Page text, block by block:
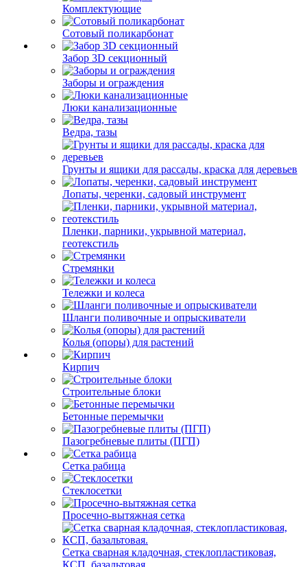
Комплектующие
Сотовый поликарбонат
Забор 3D секционный
Заборы и ограждения
Люки канализационные
Ведра, тазы
Грунты и ящики для рассады, краска для деревьев
Лопаты, черенки, садовый инструмент
Пленки, парники, укрывной материал,
геотекстиль
Стремянки
Тележки и колеса
Шланги поливочные и опрыскиватели
Колья (опоры) для растений
Кирпич
Строительные блоки
Бетонные перемычки
Пазогребневые плиты (ПГП)
Сетка рабица
Стеклосетки
Просечно-вытяжная сетка
Сетка сварная кладочная, стеклопластиковая,
КСП, базальтовая.